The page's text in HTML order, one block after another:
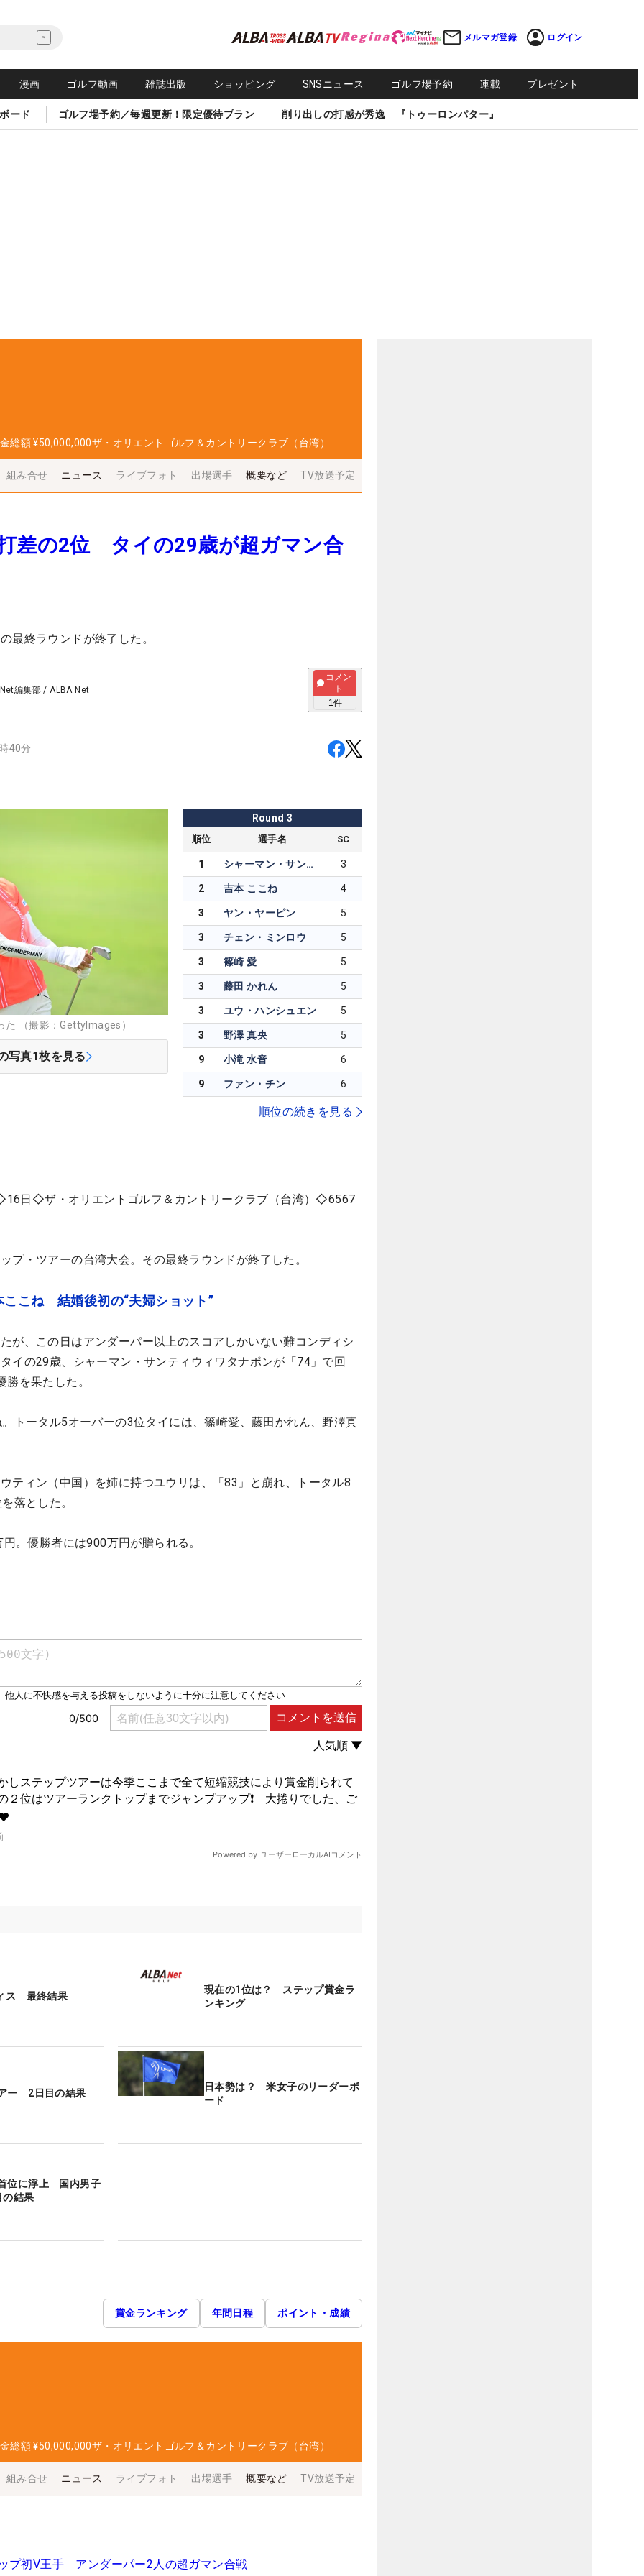
メルマガ登録 ログイン
漫画 ゴルフ動画 雑誌出版 ショッピング SNSニュース ゴルフ場予約 連載 プレゼント
ード ゴルフ場予約／毎週更新！限定優待プラン 削り出しの打感が秀逸 『トゥーロンパター』
総額 ¥50,000,000ザ・オリエントゴルフ＆カントリークラブ（台湾）
組み合せ ニュース ライブフォト 出場選手 概要など TV放送予定
差の2位 タイの29歳が超ガマン合
最終ラウンドが終了した。
編集部 /ALBA Net
コメン
ト
1件
40分
（撮影：GettyImages）
写真1枚を見る
Round 3
順位 選手名 SC
1 シャーマン・サンティウィワタナポン 3
2 吉本 ここね 4
3 ヤン・ヤーピン 5
3 チェン・ミンロウ 5
3 篠崎 愛 5
3 藤田 かれん 5
3 ユウ・ハンシュエン 5
3 野澤 真央 5
9 小滝 水音 6
9 ファン・チン 6
順位の続きを見る
日◇ザ・オリエントゴルフ＆カントリークラブ（台湾）◇6567
プ・ツアーの台湾大会。その最終ラウンドが終了した。
ここね 結婚後初の“夫婦ショット”
が、この日はアンダーパー以上のスコアしかいない難コンディシ
イの29歳、シャーマン・サンティウィワタナポンが「74」で回
を果たした。
トータル5オーバーの3位タイには、篠崎愛、藤田かれん、野澤真
ティン（中国）を姉に持つユウリは、「83」と崩れ、トータル8
落とした。
。優勝者には900万円が贈られる。
ス 最終結果
現在の1位は？ ステップ賞金ラ
ンキング
ー 2日目の結果
日本勢は？ 米女子のリーダーボ
ード
位に浮上 国内男子
の結果
賞金ランキング 年間日程 ポイント・成績
総額 ¥50,000,000ザ・オリエントゴルフ＆カントリークラブ（台湾）
組み合せ ニュース ライブフォト 出場選手 概要など TV放送予定
プ初V王手 アンダーパー2人の超ガマン合戦